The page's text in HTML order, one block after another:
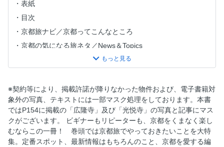
表紙
目次
京都旅ナビ／京都ってこんなところ
京都の気になる旅ネタ／News＆Topics
1泊2日ゴールデンコース
今、行きたいKYOTO決定版！
今、行きたいKYOTO決定版！／社寺さんぽ／王道社寺めぐ
り
今、行きたいKYOTO決定版！／社寺さんぽ／麗しの美仏
今、行きたいKYOTO決定版！／社寺さんぽ／寺アート
※契約等により、掲載許諾が降りなかった物件および、電子書籍対
象外の写真、テキストには一部マスク処理をしております。本書
ではP154に掲載の「広隆寺」及び「光悦寺」の写真と記事にマス
クがございます。 ビギナーもリピーターも、京都をくまなく楽し
むならこの一冊！ 巻頭では京都旅でやっておきたいことを大特
集。定番スポット、最新情報はもちろんのこと、京都を愛する編